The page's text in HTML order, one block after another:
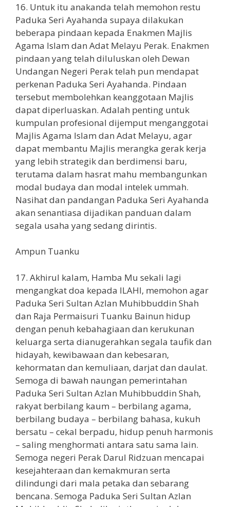
16. Untuk itu anakanda telah memohon restu
Paduka Seri Ayahanda supaya dilakukan
beberapa pindaan kepada Enakmen Majlis
Agama Islam dan Adat Melayu Perak. Enakmen
pindaan yang telah diluluskan oleh Dewan
Undangan Negeri Perak telah pun mendapat
perkenan Paduka Seri Ayahanda. Pindaan
tersebut membolehkan keanggotaan Majlis
dapat diperluaskan. Adalah penting untuk
kumpulan profesional dijemput menganggotai
Majlis Agama Islam dan Adat Melayu, agar
dapat membantu Majlis merangka gerak kerja
yang lebih strategik dan berdimensi baru,
terutama dalam hasrat mahu membangunkan
modal budaya dan modal intelek ummah.
Nasihat dan pandangan Paduka Seri Ayahanda
akan senantiasa dijadikan panduan dalam
segala usaha yang sedang dirintis.
Ampun Tuanku
17. Akhirul kalam, Hamba Mu sekali lagi
mengangkat doa kepada ILAHI, memohon agar
Paduka Seri Sultan Azlan Muhibbuddin Shah
dan Raja Permaisuri Tuanku Bainun hidup
dengan penuh kebahagiaan dan kerukunan
keluarga serta dianugerahkan segala taufik dan
hidayah, kewibawaan dan kebesaran,
kehormatan dan kemuliaan, darjat dan daulat.
Semoga di bawah naungan pemerintahan
Paduka Seri Sultan Azlan Muhibbuddin Shah,
rakyat berbilang kaum – berbilang agama,
berbilang budaya – berbilang bahasa, kukuh
bersatu – cekal berpadu, hidup penuh harmonis
– saling menghormati antara satu sama lain.
Semoga negeri Perak Darul Ridzuan mencapai
kesejahteraan dan kemakmuran serta
dilindungi dari mala petaka dan sebarang
bencana. Semoga Paduka Seri Sultan Azlan